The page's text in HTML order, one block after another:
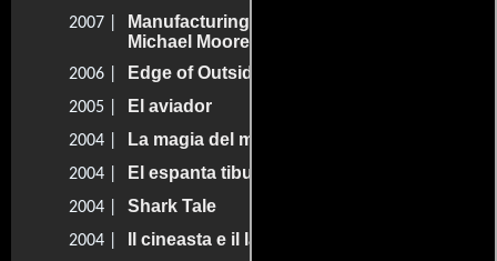
2007 |
Manufacturing Dissent: Uncovering
Michael Moore
2006 | Edge of Outside
2005 | El aviador
2004 | La magia del montaje
2004 | El espanta tiburones
2004 | Shark Tale
2004 | Il cineasta e il labirinto